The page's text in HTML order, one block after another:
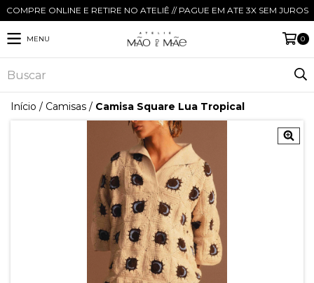
COMPRE ONLINE E RETIRE NO ATELIÊ // PAGUE EM ATE 3X SEM JUROS
MENU 0
Início / Camisas / Camisa Square Lua Tropical